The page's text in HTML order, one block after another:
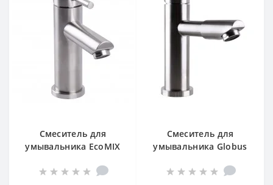
Смеситель для
умывальника EcoMIX
Смеситель для
умывальника Globus